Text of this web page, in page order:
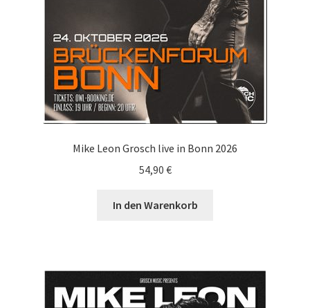
Mike Leon Grosch live in Bonn 2026
54,90 €
In den Warenkorb